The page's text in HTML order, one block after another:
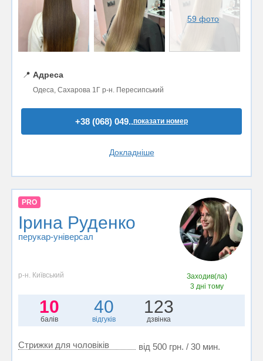
59 фото
📍 Адреса
Одеса, Сахарова 1Г р-н. Пересипський
+38 (068) 049..показати номер
Докладніше
PRO
Ірина Руденко
перукар-універсал
р-н. Київський
Заходив(ла)
3 дні тому
10
балів
40
відгуків
123
дзвінка
Стрижки для чоловіків від 500 грн. / 30 мин.